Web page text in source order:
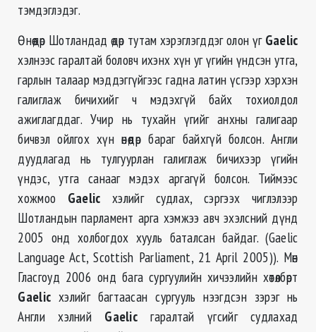
тэмдэглэдэг.
Өнөөдөр Шотландад өдөр тутам хэрэглэгддэг олон үг Gaelic
хэлнээс гаралтай боловч ихэнх хүн уг үгийн үндсэн утга,
гарлын талаар мэддэггүйгээс гадна латин үсгээр хэрхэн
галиглаж бичихийг ч мэдэхгүй байх тохиолдол
ажиглагддаг. Учир нь тухайн үгийг анхны галигаар
бичвэл ойлгох хүн өнөөдөр бараг байхгүй болсон. Англи
дуудлагад нь тулгуурлан галиглаж бичихээр үгийн
үндэс, утга санааг мэдэх аргагүй болсон. Тиймээс
хожмоо Gaelic хэлийг судлах, сэргээх чиглэлээр
Шотландын парламент арга хэмжээ авч эхэлсний дүнд
2005 онд холбогдох хууль баталсан байдаг. (Gaelic
Language Act, Scottish Parliament, 21 April 2005)). Мөн
Гласгоуд 2006 онд бага сургуулийн хичээлийн хөтөлбөрт
Gaelic хэлийг багтаасан сургууль нээгдсэн зэрэг нь
Англи хэлний Gaelic гаралтай үгсийг судлахад